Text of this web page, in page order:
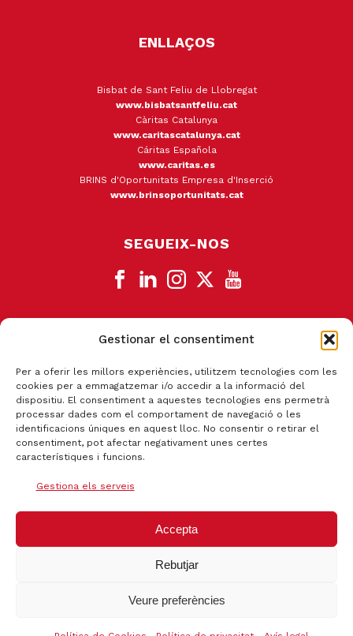
Gestionar el consentiment
Per a oferir les millors experiències, utilitzem tecnologies com les
cookies per a emmagatzemar i/o accedir a la informació del
dispositiu. El consentiment a aquestes tecnologies ens permetrà
processar dades com el comportament de navegació o les
identificacions úniques en aquest lloc. No consentir o retirar el
consentiment, pot afectar negativament unes certes
característiques i funcions.
Gestiona els serveis
Accepta
Rebutjar
Veure preferències
ENLLAÇOS
Bisbat de Sant Feliu de Llobregat
www.bisbatsantfeliu.cat
Càritas Catalunya
www.caritascatalunya.cat
Cáritas Española
www.caritas.es
BRINS d'Oportunitats Empresa d'Inserció
www.brinsoportunitats.cat
SEGUEIX-NOS
CANAL DE DENÚNCIA
Certificat qualitat ISO 9001:2015